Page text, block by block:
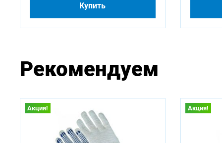
Купить
Рекомендуем
Акция! Акция!